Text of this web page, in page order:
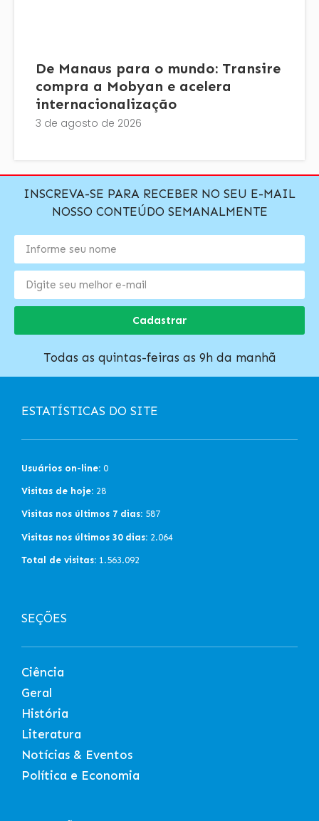
De Manaus para o mundo: Transire
compra a Mobyan e acelera
internacionalização
3 de agosto de 2026
INSCREVA-SE PARA RECEBER NO SEU E-MAIL
NOSSO CONTEÚDO SEMANALMENTE
Cadastrar
Todas as quintas-feiras as 9h da manhã
ESTATÍSTICAS DO SITE
Usuários on-line: 0
Visitas de hoje: 28
Visitas nos últimos 7 dias: 587
Visitas nos últimos 30 dias: 2.064
Total de visitas: 1.563.092
SEÇÕES
Ciência
Geral
História
Literatura
Notícias & Eventos
Política e Economia